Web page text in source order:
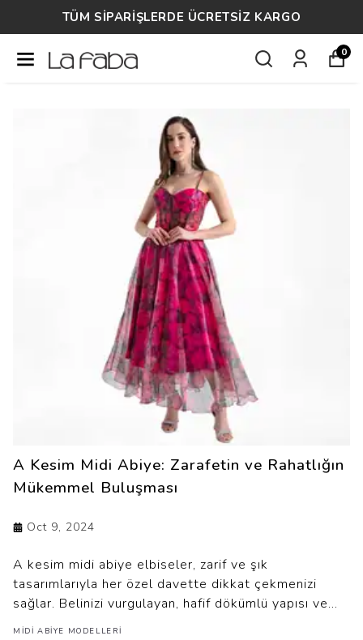
TÜM SİPARİŞLERDE ÜCRETSİZ KARGO
0
A Kesim Midi Abiye: Zarafetin ve Rahatlığın
Mükemmel Buluşması
Oct 9, 2024
A kesim midi abiye elbiseler, zarif ve şık
tasarımlarıyla her özel davette dikkat çekmenizi
sağlar. Belinizi vurgulayan, hafif dökümlü yapısı ve
midi boyu ile rahat hareket imkanı sunan bu elbiseler,
MIDI ABIYE MODELLERI